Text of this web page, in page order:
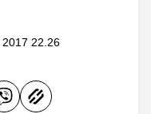
22.26